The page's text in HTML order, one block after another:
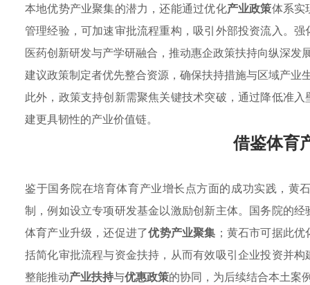
本地优势产业聚集的潜力，还能通过优化产业政策体系实
管理经验，可加速审批流程重构，吸引外部投资流入。强
医药创新研发与产学研融合，推动惠企政策扶持向纵深发
建议政策制定者优先整合资源，确保扶持措施与区域产业
此外，政策支持创新需聚焦关键技术突破，通过降低准
建更具韧性的产业价值链。
借鉴体育
鉴于国务院在培育体育产业增长点方面的成功实践，黄
制，例如设立专项研发基金以激励创新主体。国务院的经
体育产业升级，还促进了优势产业聚集 ；黄石市可据此
括简化审批流程与资金扶持，从而有效吸引企业投资并
整能推动产业扶持与优惠政策的协同，为后续结合本土案